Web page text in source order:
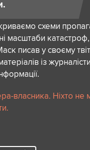
схеми
масштаби
писав у своєму
із
власника. Ніхто не